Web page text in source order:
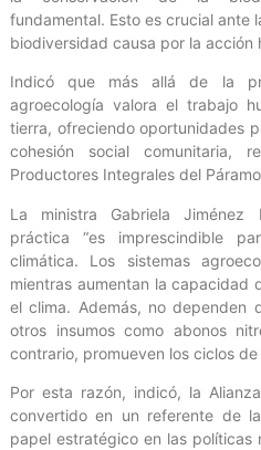
fundamental. Esto es crucial ante
biodiversidad causa por la acción
Indicó que más allá de la
agroecología valora el trabajo
tierra, ofreciendo oportunidades
cohesión social comunitaria,
Productores Integrales del
La ministra Gabriela Jiménez
práctica “es imprescindible
climática. Los sistemas
mientras aumentan la capacidad
el clima. Además, no dependen
otros insumos como abonos
contrario, promueven los ciclos de
Por esta razón, indicó, la
convertido en un referente de
papel estratégico en las políticas